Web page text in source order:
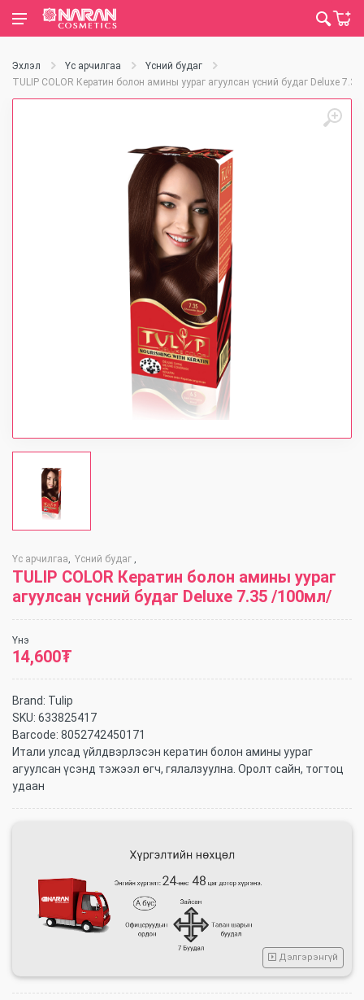
Эхлэл Үс арчилгаа
Үсний будаг
TULIP COLOR Кератин болон амины уураг агуулсан үсний будаг Deluxe
Үс арчилгаа, Үсний будаг ,
TULIP COLOR Кератин болон амины уураг
агуулсан үсний будаг Deluxe 7.35 /100мл/
Үнэ
14,600₮
Brand: Tulip
SKU: 633825417
Barcode: 8052742450171
Итали улсад үйлдвэрлэсэн кератин болон амины уураг
агуулсан үсэнд тэжээл өгч, гялалзуулна. Оролт сайн, тогтоц
удаан
Дэлгэрэнгүй